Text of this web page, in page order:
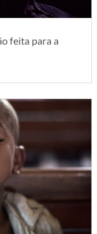
feita para a